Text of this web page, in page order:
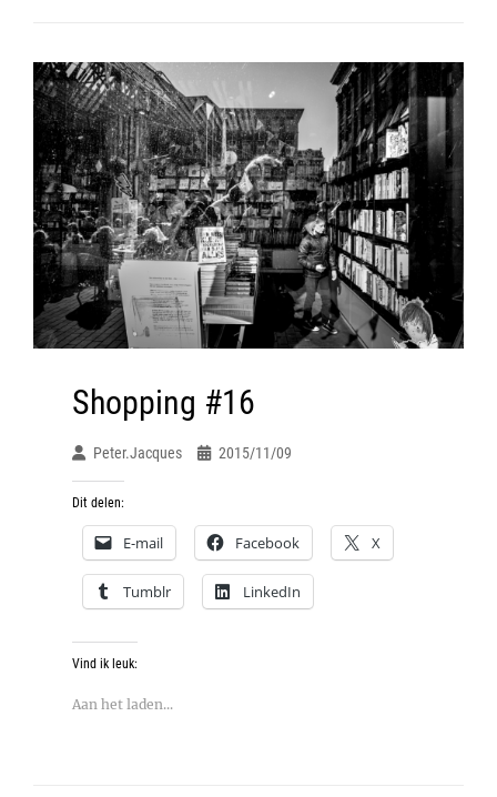
Shopping #16
Peter.jacques 2015/11/09
Dit delen:
E-mail Facebook X
Tumblr LinkedIn
Vind ik leuk:
Aan het laden...